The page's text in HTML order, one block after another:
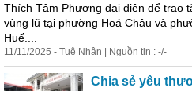
Thích Tâm Phương đại diện để trao
vùng lũ tại phường Hoá Châu và
Huế....
11/11/2025 - Tuệ Nhân | Nguồn tin : -/-
Chia sẻ yêu